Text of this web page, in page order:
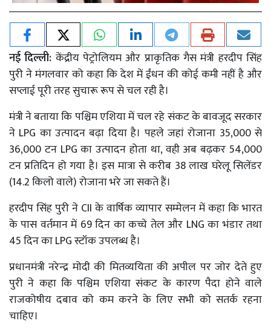
नई दिल्ली: केंद्रीय पेट्रोलियम और प्राकृतिक गैस मंत्री हरदीप सिंह
पुरी ने मंगलवार को कहा कि देश में ईंधन की कोई कमी नहीं है और
सप्लाई पूरी तरह सुचारू रूप से चल रही है।
मंत्री ने बताया कि पश्चिम एशिया में चल रहे संकट के बावजूद सरकार
ने LPG का उत्पादन बढ़ा दिया है। पहले जहां रोजाना 35,000 से
36,000 टन LPG का उत्पादन होता था, वही अब बढ़कर 54,000
टन प्रतिदिन हो गया है। इस मात्रा से करीब 38 लाख घरेलू सिलेंडर
(14.2 किलो वाले) रोजाना भरे जा सकते हैं।
हरदीप सिंह पुरी ने CII के वार्षिक व्यापार सम्मेलन में कहा कि भारत
के पास वर्तमान में 69 दिन का कच्चे तेल और LNG का भंडार तथा
45 दिन का LPG स्टॉक उपलब्ध है।
प्रधानमंत्री नरेन्द्र मोदी की मितव्ययिता की अपील पर जोर देते हुए
पुरी ने कहा कि पश्चिम एशिया संकट के कारण पैदा होने वाले
राजकोषीय दबाव को कम करने के लिए सभी को सतर्क रहना
चाहिए।